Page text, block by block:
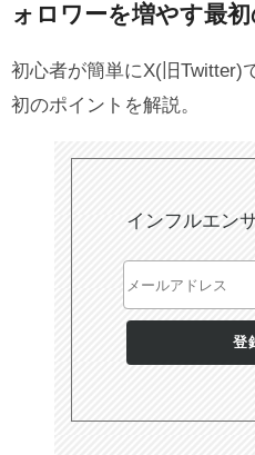
ォロワーを増やす最
初心者が簡単にX(旧Twitter)
初のポイントを解説。